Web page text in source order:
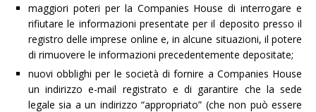
maggiori poteri per la Companies House di interrogare e
rifiutare le informazioni presentate per il deposito presso il
registro delle imprese online e, in alcune situazioni, il potere
di rimuovere le informazioni precedentemente depositate;
nuovi obblighi per le società di fornire a Companies House
un indirizzo e-mail registrato e di garantire che la sede
legale sia a un indirizzo “appropriato” (che non può essere